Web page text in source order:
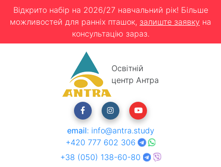
Відкрито набір на 2026/27 навчальний рік! Більше
можливостей для ранніх пташок, залиште заявку на
консультацію зараз.
Освітній
центр Антра
email: info@antra.study
+420 777 602 306
+38 (050) 138-60-80